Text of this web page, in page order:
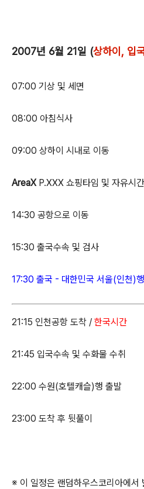
2007년 6월 21일 (상하이, 입
07:00 기상 및 세면
08:00 아침식사
09:00 상하이 시내로 이동
AreaXP.XXX 쇼핑타임 및 자유시간
14:30 공항으로 이동
15:30 출국수속 및 검사
17:30 출국 - 대한민국 서울(인천)
21:15 인천공항 도착 / 한국시간
21:45 입국수속 및 수화물 수취
22:00 수원(호텔캐슬)행 출발
23:00 도착 후 뒷풀이
※ 이 일정은 랜덤하우스코리아에서